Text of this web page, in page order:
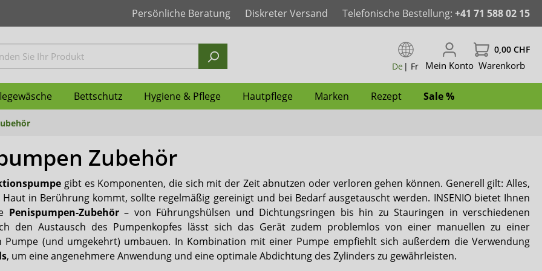
Persönliche Beratung Diskreter Versand Telefonische Bestellung: +41 71 588 02 15
De | Fr Mein Konto
0,00 CHF
Warenkorb
Bettschutz Hygiene & Pflege Hautpflege Marken Rezept Sale %
Inkontinenz Windeln
Unterhosen Vlieswindeln Windeln mit Folie
XXL Produkte Fixierhosen & Netzhosen
Bademode
Frauen Windelhosen für Frauen
Vorlagen Schutzhosen PVC & PU Inkontinenz-Bademode für Frauen
Männer Windelhosen für Männer
PVC & PU Männer Fixierhosen & Netzhosen für Männer Inkontinenz-Bademode für Männer
Zubehör Penisklemmen
grosse Kinder Inkontinenzhosen für Kinder
Pflegehemden
Ess Schürzen & Lätzchen Hüftprotektoren
Einweg Inkontinenzunterlagen waschbar
Geruchsneutralisierer
Taschen WCs Anti-Dekubitus
Feuchtpflegetücher
Shampoo Reinigungsschaum
Seni
Attends iD
Ontex Dailee
Medintim Janibell
Zubehör
gibt es Komponenten, die sich mit der Zeit abnutzen oder verloren gehen können. Generell gilt: Alles,
in Berührung kommt, sollte regelmäßig gereinigt und bei Bedarf ausgetauscht werden. INSENIO bietet Ihnen
Penispumpen-Zubehör– von Führungshülsen und Dichtungsringen bis hin zu Stauringen in verschiedenen
den Austausch des Pumpenkopfes lässt sich das Gerät zudem problemlos von einer manuellen zu einer
Pumpe (und umgekehrt) umbauen. In Kombination mit einer Pumpe empfiehlt sich außerdem die Verwendung
, um eine angenehmere Anwendung und eine optimale Abdichtung des Zylinders zu gewährleisten.